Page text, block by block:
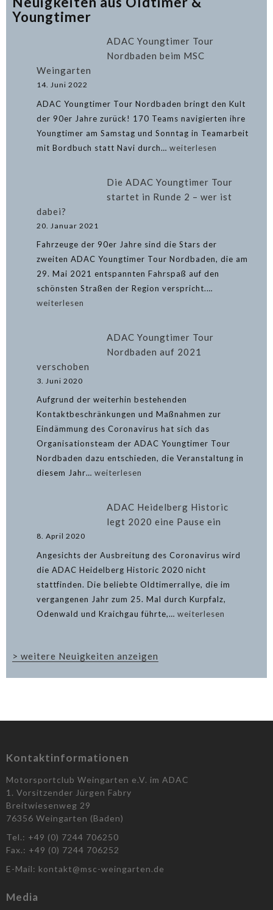
Youngtimer
ADAC Youngtimer Tour
Nordbaden beim MSC
Weingarten
14. Juni 2022
ADAC Youngtimer Tour Nordbaden bringt den Kult
der 90er Jahre zurück! 170 Teams navigierten ihre
Youngtimer am Samstag und Sonntag in Teamarbeit
mit Bordbuch statt Navi durch… ADAC
weiterlesen
Die ADAC Youngtimer Tour
startet in Runde 2 – wer ist
dabei?
20. Januar 2021
Fahrzeuge der 90er Jahre sind die Stars der
zweiten ADAC Youngtimer Tour Nordbaden, die am
29. Mai 2021 entspannten Fahrspaß auf den
schönsten Straßen der Region verspricht.…
wer
dabei?
weiterlesen
ADAC Youngtimer Tour
Nordbaden auf 2021
verschoben
3. Juni 2020
Aufgrund der weiterhin bestehenden
Kontaktbeschränkungen und Maßnahmen zur
Eindämmung des Coronavirus hat sich das
Organisationsteam der ADAC Youngtimer Tour
Nordbaden dazu entschieden, die Veranstaltung in
diesem Jahr… ADAC
Tour
Nordbaden
verschoben
weiterlesen
ADAC Heidelberg Historic
legt 2020 eine Pause ein
8. April 2020
Angesichts der Ausbreitung des Coronavirus wird
die ADAC Heidelberg Historic 2020 nicht
stattfinden. Die beliebte Oldtimerrallye, die im
vergangenen Jahr zum 25. Mal durch Kurpfalz,
Odenwald und Kraichgau führte,… ADAC
weiterlesen
> weitere Neuigkeiten anzeigen
Kontaktinformationen
Motorsportclub Weingarten e.V. im ADAC
1. Vorsitzender Jürgen Fabry
Breitwiesenweg 29
76356 Weingarten (Baden)
Tel.: +49 (0) 7244 706250
Fax.: +49 (0) 7244 706252
E-Mail: kontakt@msc-weingarten.de
Media